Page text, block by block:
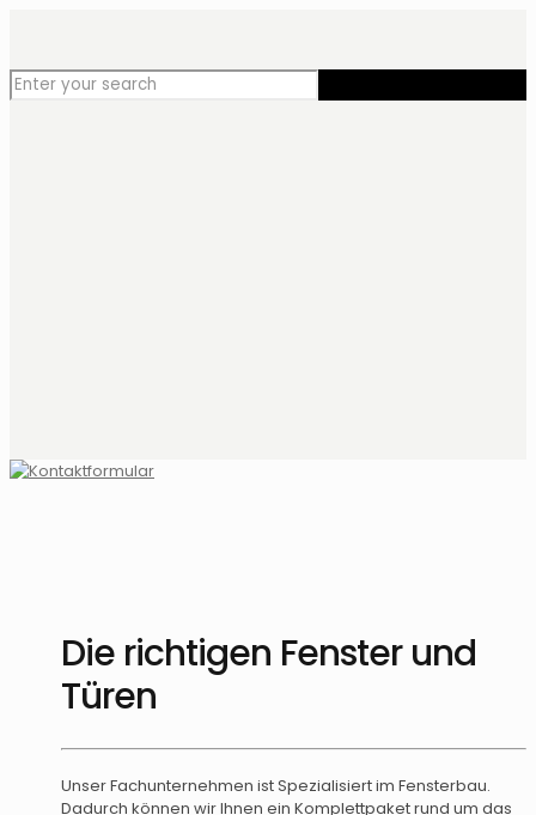
Die richtigen Fenster und
Türen
Unser Fachunternehmen ist Spezialisiert im Fensterbau.
Dadurch können wir Ihnen ein Komplettpaket rund um das